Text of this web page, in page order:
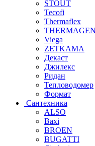
STOUT
Tecofi
Thermaflex
Viega
ZETKAMA
Декаст
Джилекс
Ридан
Тепловодомер
Формат
Сантехника
ALSO
Baxi
BROEN
BUGATTI